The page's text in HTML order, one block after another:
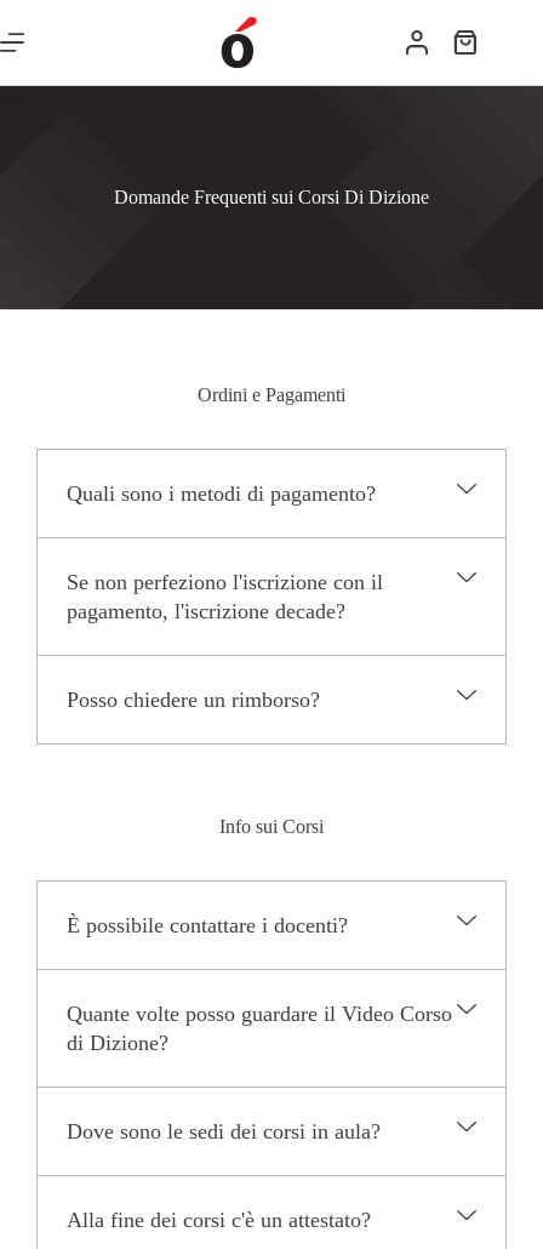
Domande Frequenti sui Corsi Di Dizione
Ordini e Pagamenti
Quali sono i metodi di pagamento?
Se non perfeziono l'iscrizione con il
pagamento, l'iscrizione decade?
Posso chiedere un rimborso?
Info sui Corsi
È possibile contattare i docenti?
Quante volte posso guardare il Video Corso
di Dizione?
Dove sono le sedi dei corsi in aula?
Alla fine dei corsi c'è un attestato?